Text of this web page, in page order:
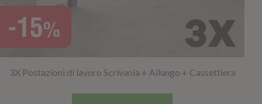
3X Postazioni di lavoro Scrivania + Allungo + Cassettiera